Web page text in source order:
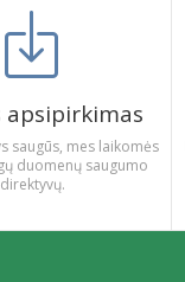
apsipirkimas
saugūs, mes laikomės
duomenų saugumo
direktyvų.